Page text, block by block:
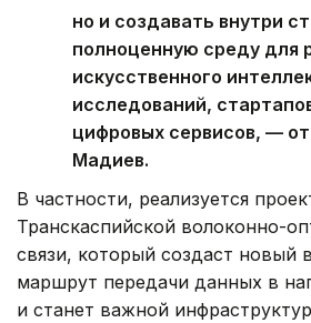
но и создавать внутри
полноценную среду для
искусственного
исследований,
цифровых сервисов, —
Мадиев.
В частности, реализуется
Транскаспийской волоконно-
связи, который создаст новый
маршрут передачи данных в
и станет важной